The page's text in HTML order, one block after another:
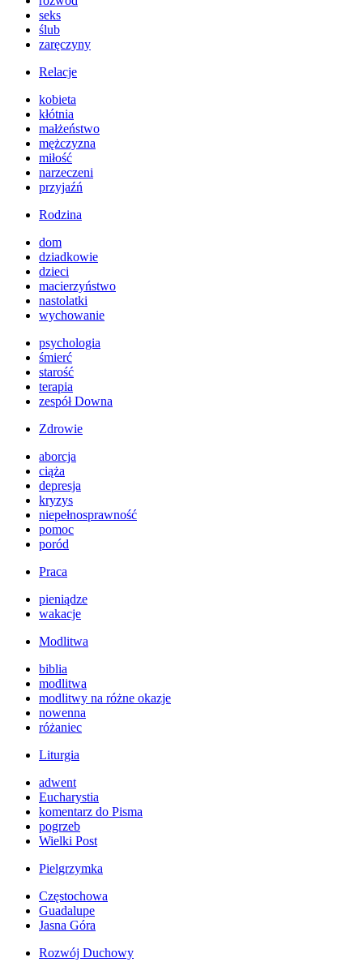
seks
ślub
zaręczyny
Relacje
kobieta
kłótnia
małżeństwo
mężczyzna
miłość
narzeczeni
przyjaźń
Rodzina
dom
dziadkowie
dzieci
macierzyństwo
nastolatki
wychowanie
psychologia
śmierć
starość
terapia
zespół Downa
Zdrowie
aborcja
ciąża
depresja
kryzys
niepełnosprawność
pomoc
poród
Praca
pieniądze
wakacje
Modlitwa
biblia
modlitwa
modlitwy na różne okazje
nowenna
różaniec
Liturgia
adwent
Eucharystia
komentarz do Pisma
pogrzeb
Wielki Post
Pielgrzymka
Częstochowa
Guadalupe
Jasna Góra
Rozwój Duchowy